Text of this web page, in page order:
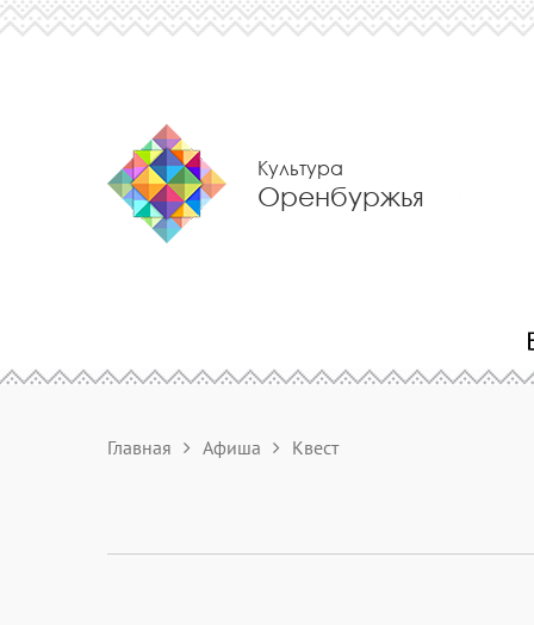
Культура
Оренбуржья
Главная Афиша Квест